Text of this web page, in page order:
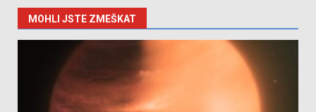
MOHLI JSTE ZMEŠKAT